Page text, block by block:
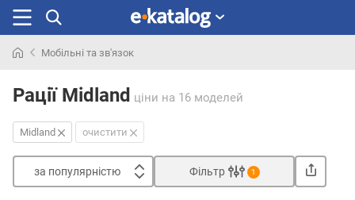
раніше
Мобільні та зв'язок
Рації Midland ціни на 16 моделей
Midland очистити
за популярністю Фільтр 1